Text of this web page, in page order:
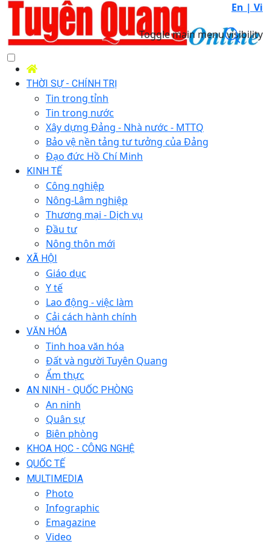
En | Vi
Toggle main menu visibility
THỜI SỰ - CHÍNH TRỊ
Tin trong tỉnh
Tin trong nước
Xây dựng Đảng - Nhà nước - MTTQ
Bảo vệ nền tảng tư tưởng của Đảng
Đạo đức Hồ Chí Minh
KINH TẾ
Công nghiệp
Nông-Lâm nghiệp
Thương mại - Dịch vụ
Đầu tư
Nông thôn mới
XÃ HỘI
Giáo dục
Y tế
Lao động - việc làm
Cải cách hành chính
VĂN HÓA
Tinh hoa văn hóa
Đất và người Tuyên Quang
Ẩm thực
AN NINH - QUỐC PHÒNG
An ninh
Quân sự
Biên phòng
KHOA HỌC - CÔNG NGHỆ
QUỐC TẾ
MULTIMEDIA
Photo
Infographic
Emagazine
Video